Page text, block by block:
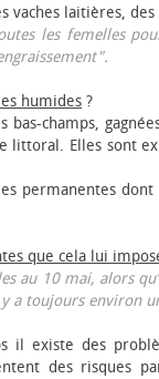
laitières,
les femelles
humides ?
bas-champs,
littoral. Elles sont
permanentes
que cela lui
au 10 mai, alors
a toujours environ
il existe des
des risques